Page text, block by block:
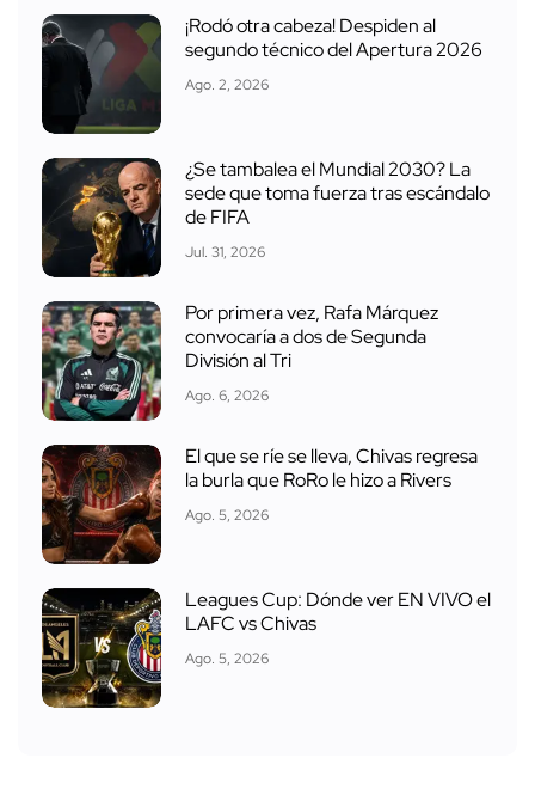
¡Rodó otra cabeza! Despiden al
segundo técnico del Apertura 2026
Ago. 2, 2026
¿Se tambalea el Mundial 2030? La
sede que toma fuerza tras escándalo
de FIFA
Jul. 31, 2026
Por primera vez, Rafa Márquez
convocaría a dos de Segunda
División al Tri
Ago. 6, 2026
El que se ríe se lleva, Chivas regresa
la burla que RoRo le hizo a Rivers
Ago. 5, 2026
Leagues Cup: Dónde ver EN VIVO el
LAFC vs Chivas
Ago. 5, 2026